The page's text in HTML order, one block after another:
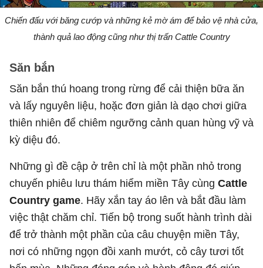
Chiến đấu với băng cướp và những kẻ mờ ám để bảo vệ nhà cửa,
thành quả lao động cũng như thị trấn Cattle Country
Săn bắn
Săn bắn thú hoang trong rừng để cải thiện bữa ăn
và lấy nguyên liệu, hoặc đơn giản là dạo chơi giữa
thiên nhiên để chiêm ngưỡng cảnh quan hùng vỹ và
kỳ diệu đó.
Những gì đề cập ở trên chỉ là một phần nhỏ trong
chuyến phiêu lưu thám hiểm miền Tây cùng Cattle
Country game. Hãy xắn tay áo lên và bắt đầu làm
việc thật chăm chỉ. Tiến bộ trong suốt hành trình dài
để trở thành một phần của câu chuyện miền Tây,
nơi có những ngọn đồi xanh mướt, cỏ cây tươi tốt